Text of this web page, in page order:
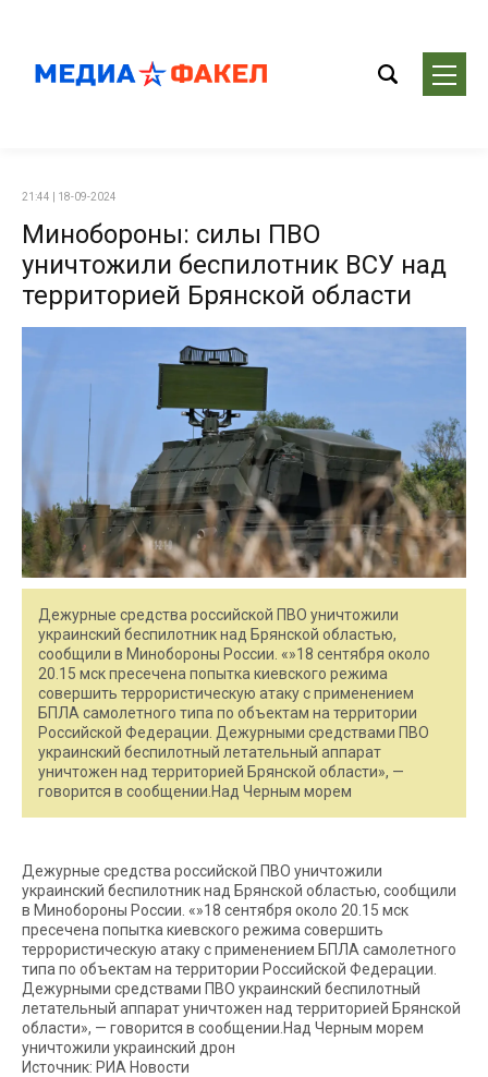
21:44 | 18-09-2024
Минобороны: силы ПВО
уничтожили беспилотник ВСУ над
территорией Брянской области
Дежурные средства российской ПВО уничтожили
украинский беспилотник над Брянской областью,
сообщили в Минобороны России. «»18 сентября около
20.15 мск пресечена попытка киевского режима
совершить террористическую атаку c применением
БПЛА самолетного типа по объектам на территории
Российской Федерации. Дежурными средствами ПВО
украинский беспилотный летательный аппарат
уничтожен над территорией Брянской области», —
говорится в сообщении.Над Черным морем
Дежурные средства российской ПВО уничтожили
украинский беспилотник над Брянской областью, сообщили
в Минобороны России. «»18 сентября около 20.15 мск
пресечена попытка киевского режима совершить
террористическую атаку c применением БПЛА самолетного
типа по объектам на территории Российской Федерации.
Дежурными средствами ПВО украинский беспилотный
летательный аппарат уничтожен над территорией Брянской
области», — говорится в сообщении.Над Черным морем
уничтожили украинский дрон
Источник: РИА Новости